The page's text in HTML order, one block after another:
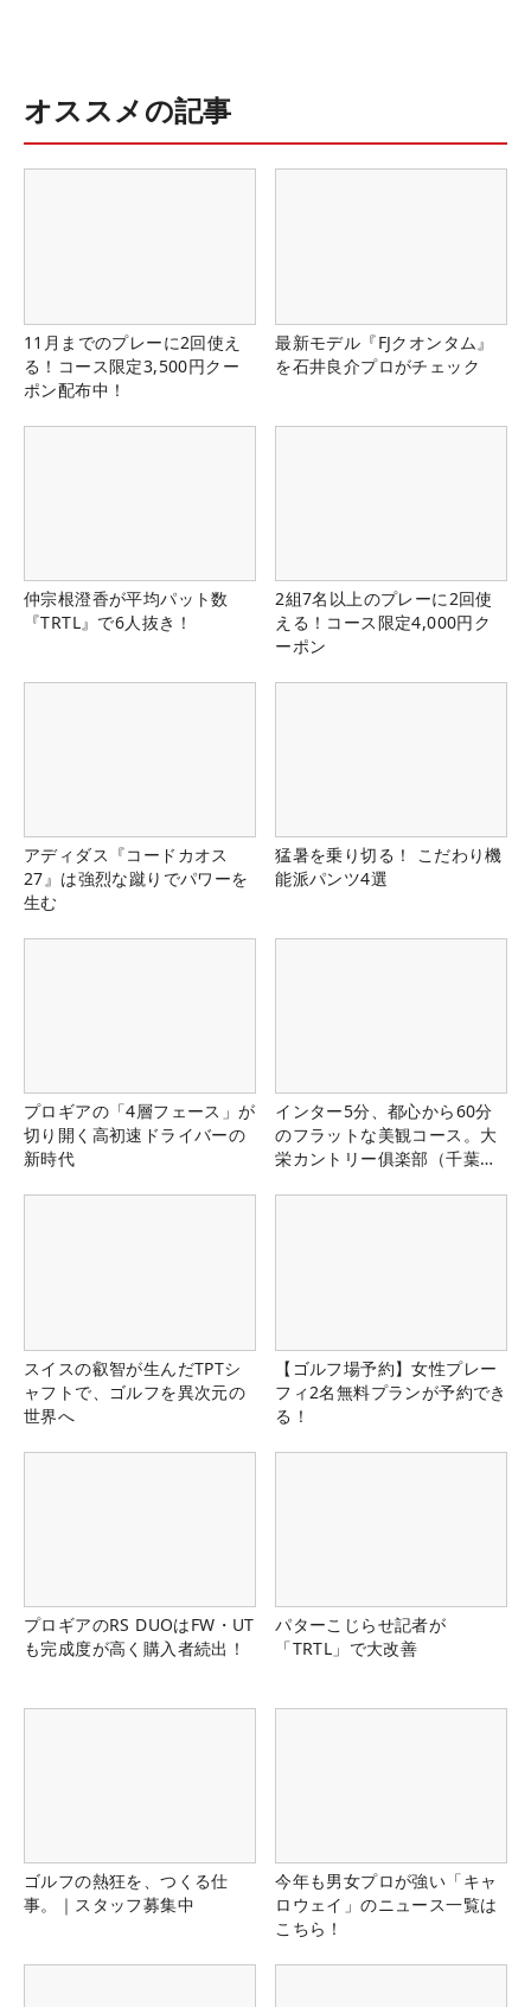
オススメの記事
11月までのプレーに2回使え
る！コース限定3,500円クー
ポン配布中！
最新モデル『FJクオンタム』
を石井良介プロがチェック
仲宗根澄香が平均パット数
『TRTL』で6人抜き！
2組7名以上のプレーに2回使
える！コース限定4,000円ク
ーポン
アディダス『コードカオス
27』は強烈な蹴りでパワーを
生む
猛暑を乗り切る！ こだわり機
能派パンツ4選
プロギアの「4層フェース」が
切り開く高初速ドライバーの
新時代
インター5分、都心から60分
のフラットな美観コース。大
栄カントリー俱楽部（千葉
スイスの叡智が生んだTPTシ
ャフトで、ゴルフを異次元の
世界へ
【ゴルフ場予約】女性プレー
フィ2名無料プランが予約でき
る！
プロギアのRS DUOはFW・UT
も完成度が高く購入者続出！
パターこじらせ記者が
「TRTL」で大改善
ゴルフの熱狂を、つくる仕
事。｜スタッフ募集中
今年も男女プロが強い「キャ
ロウェイ」のニュース一覧は
こちら！